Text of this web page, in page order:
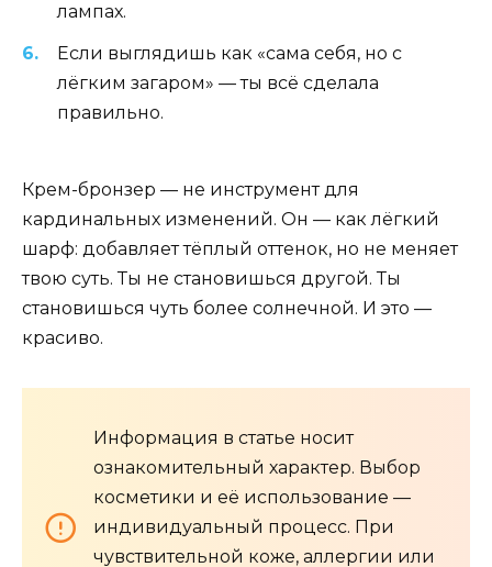
лампах.
Если выглядишь как «сама себя, но с
лёгким загаром» — ты всё сделала
правильно.
Крем-бронзер — не инструмент для
кардинальных изменений. Он — как лёгкий
шарф: добавляет тёплый оттенок, но не меняет
твою суть. Ты не становишься другой. Ты
становишься чуть более солнечной. И это —
красиво.
Информация в статье носит
ознакомительный характер. Выбор
косметики и её использование —
индивидуальный процесс. При
чувствительной коже, аллергии или